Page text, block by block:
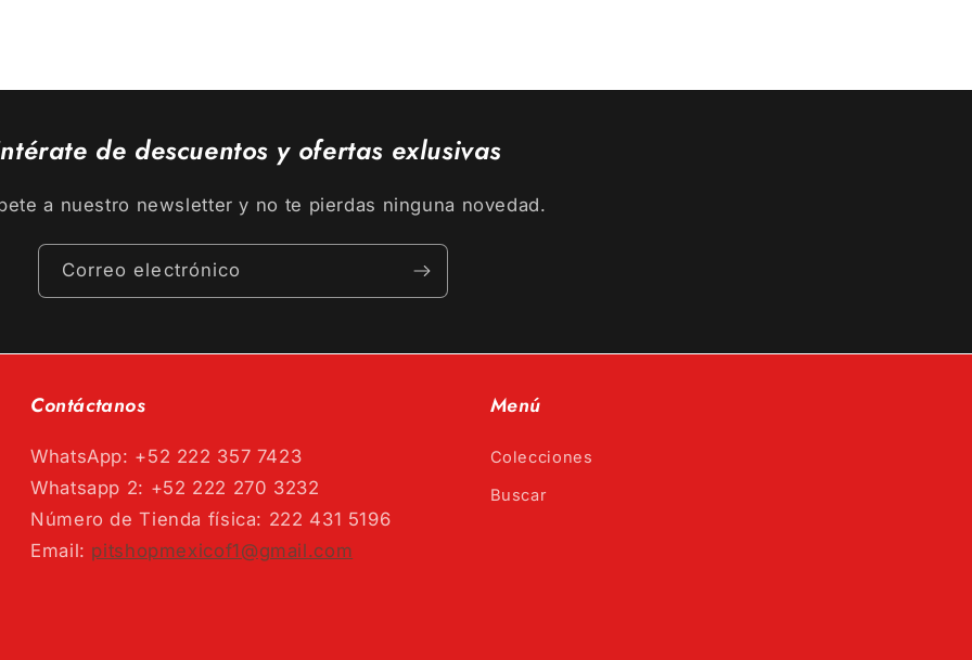
de descuentos y ofertas exlusivas
a nuestro newsletter y no te pierdas ninguna novedad.
Correo electrónico
Contáctanos
WhatsApp: +52 222 357 7423
Whatsapp 2: +52 222 270 3232
Número de Tienda física: 222 431 5196
Email: pitshopmexicof1@gmail.com
Menú
Colecciones
Buscar